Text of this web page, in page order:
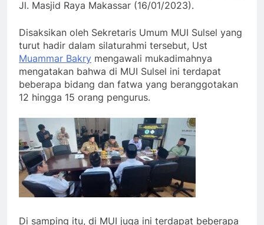
Jl. Masjid Raya Makassar (16/01/2023).
Disaksikan oleh Sekretaris Umum MUI Sulsel yang
turut hadir dalam silaturahmi tersebut, Ust
Muammar Bakry mengawali mukadimahnya
mengatakan bahwa di MUI Sulsel ini terdapat
beberapa bidang dan fatwa yang beranggotakan
12 hingga 15 orang pengurus.
Di samping itu, di MUI juga ini terdapat beberapa